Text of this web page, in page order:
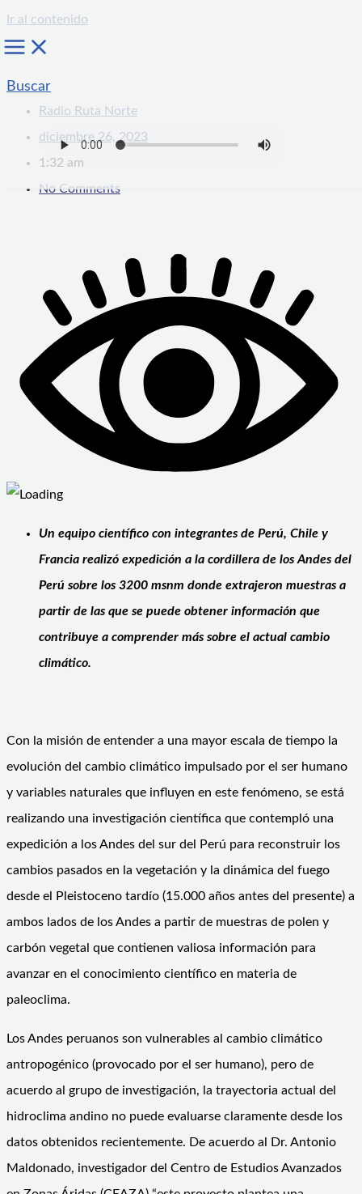
Ir al contenido
Buscar
Radio Ruta Norte
diciembre 26, 2023
1:32 am
No Comments
Un equipo científico con integrantes de Perú, Chile y
Francia realizó expedición a la cordillera de los Andes del
Perú sobre los 3200 msnm donde extrajeron muestras a
partir de las que se puede obtener información que
contribuye a comprender más sobre el actual cambio
climático.
Con la misión de entender a una mayor escala de tiempo la
evolución del cambio climático impulsado por el ser humano
y variables naturales que influyen en este fenómeno, se está
realizando una investigación científica que contempló una
expedición a los Andes del sur del Perú para reconstruir los
cambios pasados ​​en la vegetación y la dinámica del fuego
desde el Pleistoceno tardío (15.000 años antes del presente) a
ambos lados de los Andes a partir de muestras de polen y
carbón vegetal que contienen valiosa información para
avanzar en el conocimiento científico en materia de
paleoclima.
Los Andes peruanos son vulnerables al cambio climático
antropogénico (provocado por el ser humano), pero de
acuerdo al grupo de investigación, la trayectoria actual del
hidroclima andino no puede evaluarse claramente desde los
datos obtenidos recientemente. De acuerdo al Dr. Antonio
Maldonado, investigador del Centro de Estudios Avanzados